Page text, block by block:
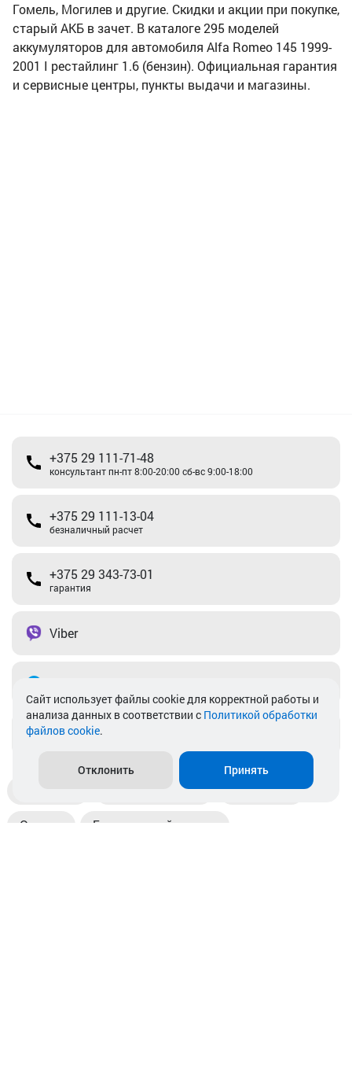
Гомель, Могилев и другие. Скидки и акции при покупке,
старый АКБ в зачет. В каталоге 295 моделей
аккумуляторов для автомобиля Alfa Romeo 145 1999-
2001 I рестайлинг 1.6 (бензин). Официальная гарантия
и сервисные центры, пункты выдачи и магазины.
+375 29 111-71-48
консультант пн-пт 8:00-20:00 сб-вс 9:00-18:00
+375 29 111-13-04
безналичный расчет
+375 29 343-73-01
гарантия
Viber
info@akkamulik.by
Пункты выдачи Магазины
Оплата Безналичный расчет
Cайт использует файлы cookie для корректной работы и
анализа данных в соответствии с Политикой обработки
файлов cookie.
Отклонить Принять